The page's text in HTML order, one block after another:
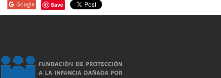
Google Save